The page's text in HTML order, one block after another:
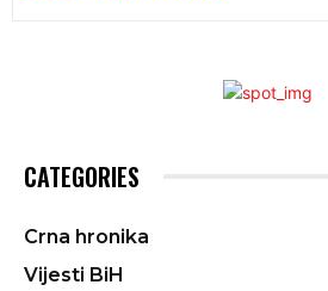
CATEGORIES
Crna hronika
Vijesti BiH